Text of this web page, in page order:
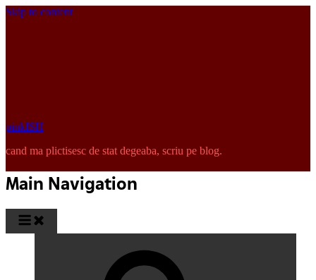
Skip to content
pinkISH
cand ma plictisesc de stat degeaba, scriu pe blog.
Main Navigation